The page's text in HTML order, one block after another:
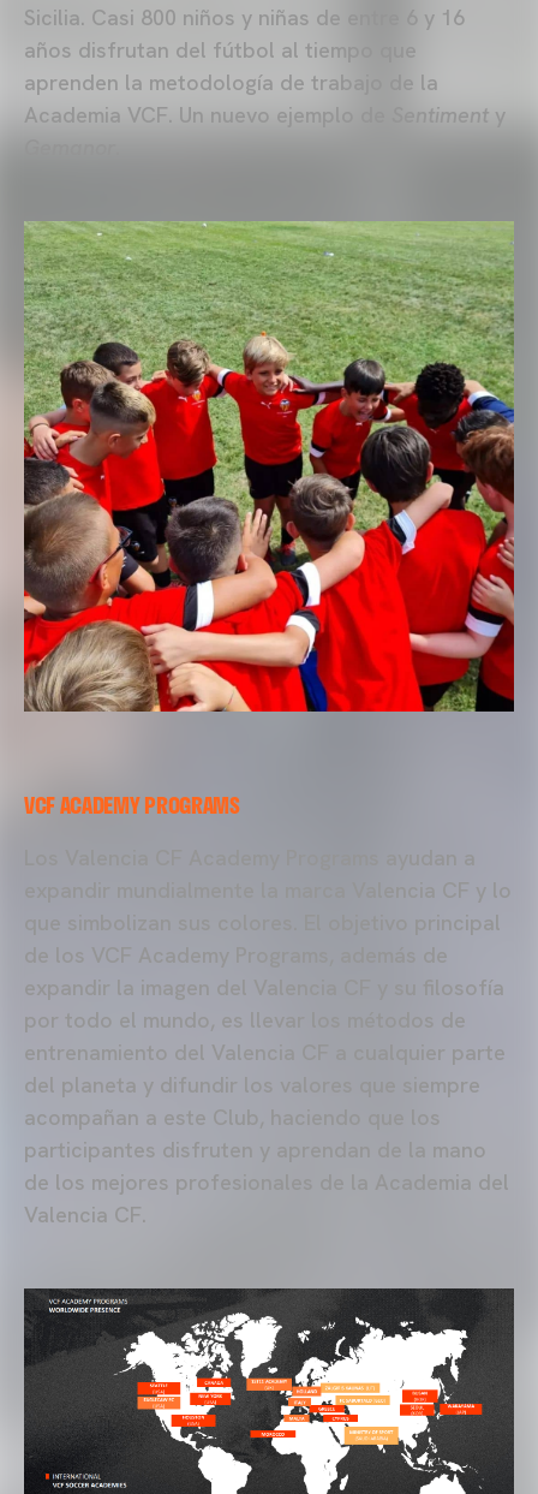
Sicilia. Casi 800 niños y niñas de entre 6 y 16
años disfrutan del fútbol al tiempo que
aprenden la metodología de trabajo de la
Academia VCF. Un nuevo ejemplo de
Sentiment y
VCF ACADEMY PROGRAMS
Los Valencia CF Academy Programs ayudan a
expandir mundialmente la marca Valencia CF y lo
que simbolizan sus colores. El objetivo principal
de los VCF Academy Programs, además de
expandir la imagen del Valencia CF y su filosofía
por todo el mundo, es llevar los métodos de
entrenamiento del Valencia CF a cualquier parte
del planeta y difundir los valores que siempre
acompañan a este Club, haciendo que los
participantes disfruten y aprendan de la mano
de los mejores profesionales de la Academia del
Valencia CF.